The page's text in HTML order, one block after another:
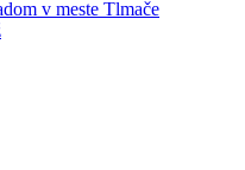
v meste Tlmače